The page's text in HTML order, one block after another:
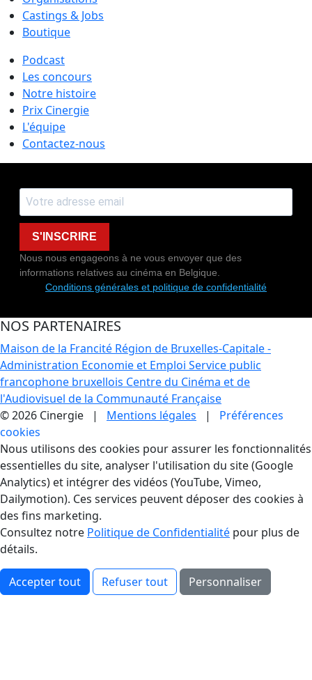
Castings & Jobs
Boutique
Podcast
Les concours
Notre histoire
Prix Cinergie
L'équipe
Contactez-nous
S'INSCRIRE
Nous nous engageons à ne vous envoyer que des
informations relatives au cinéma en Belgique.
Conditions générales et politique de confidentialité
NOS PARTENAIRES
Maison de la Francité Région de Bruxelles-Capitale -
Administration Economie et Emploi Service public
francophone bruxellois Centre du Cinéma et de
l'Audiovisuel de la Communauté Française
© 2026 Cinergie | Mentions légales | Préférences
cookies
Gestion des Cookies
Nous utilisons des cookies pour assurer les fonctionnalités
essentielles du site, analyser l'utilisation du site (Google
Analytics) et intégrer des vidéos (YouTube, Vimeo,
Dailymotion). Ces services peuvent déposer des cookies à
des fins marketing.
Consultez notre Politique de Confidentialité pour plus de
détails.
Accepter tout Refuser tout Personnaliser